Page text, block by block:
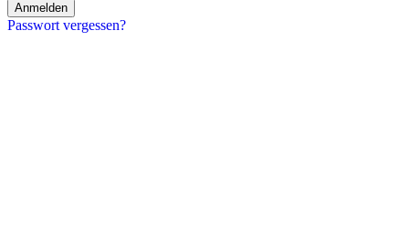
Anmelden
Passwort vergessen?